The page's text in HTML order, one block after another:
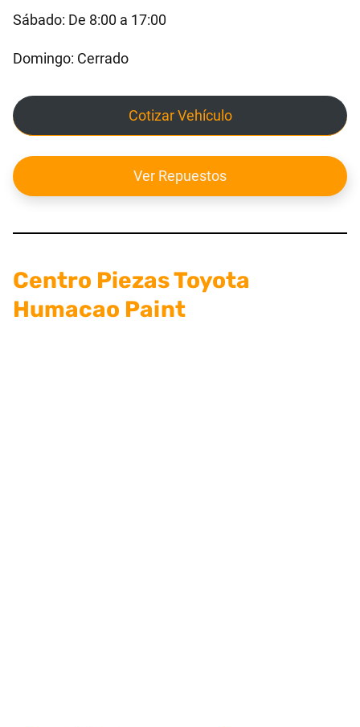
Sábado: De 8:00 a 17:00
Domingo: Cerrado
Cotizar Vehículo
Ver Repuestos
Centro Piezas Toyota
Humacao Paint